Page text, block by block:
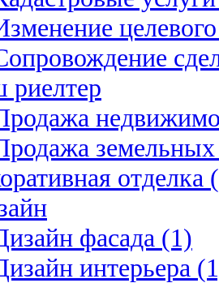
риелтер
земельных
отделка
фасада (1)
интерьера